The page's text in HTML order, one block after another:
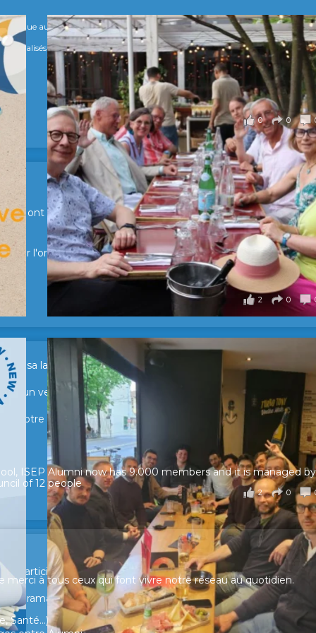
au service de l'humain !
Spécialisés, qui allient excellence technologique et valeurs humaines, au cœur
0 0
ont partagé un moment convivial de retrouvailles et
pour l'organisation !
2 0
sa lancée ! 🚀🚀
d’un verre pour échanger, partager leurs expériences et
notre réseau.
2 0
participer et faire entendre votre voix !
complet de la situation socio-professionnelle des
ISEP Alumni now has 9.000 members and it is managed
of 12 people
à tous ceux qui font vivre notre réseau au quotidien.
Santé...)